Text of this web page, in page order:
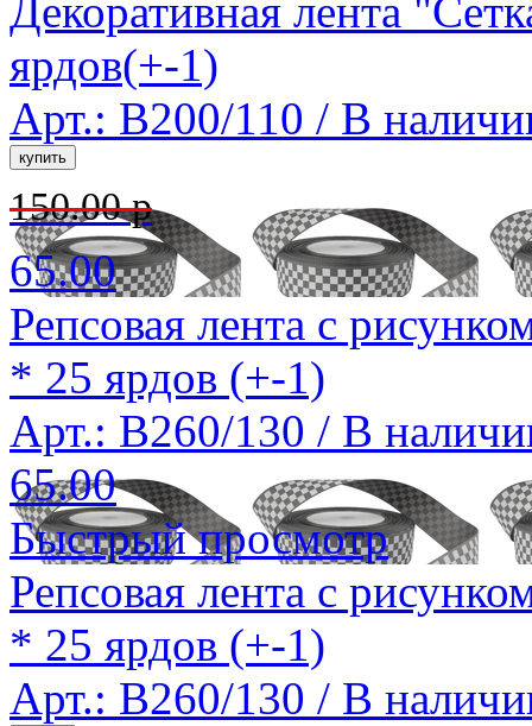
Декоративная лента
ярдов(+-1)
Арт.: B200/110 / В
150.00 р
65.00
Репсовая лента с
* 25 ярдов (+-1)
Арт.: B260/130 / В
65.00
Быстрый просмотр
Репсовая лента с
* 25 ярдов (+-1)
Арт.: B260/130 / В